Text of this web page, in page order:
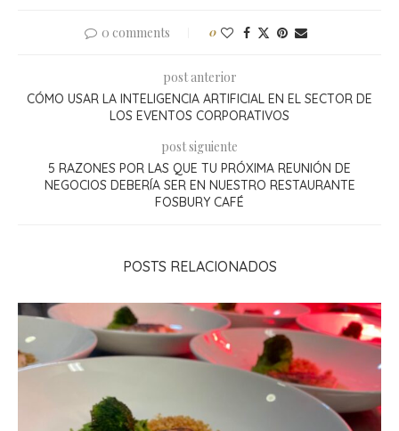
0 comments 0
post anterior
CÓMO USAR LA INTELIGENCIA ARTIFICIAL EN EL SECTOR DE
LOS EVENTOS CORPORATIVOS
post siguiente
5 RAZONES POR LAS QUE TU PRÓXIMA REUNIÓN DE
NEGOCIOS DEBERÍA SER EN NUESTRO RESTAURANTE
FOSBURY CAFÉ
POSTS RELACIONADOS